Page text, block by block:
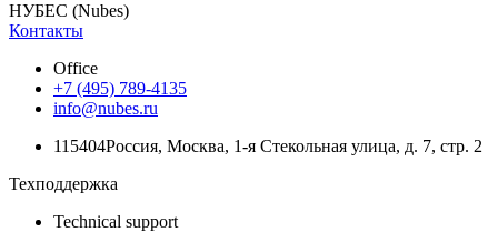
НУБЕС (Nubes)
Контакты
Office
+7 (495) 789-4135
info@nubes.ru
115404Россия, Москва, 1-я Стекольная улица, д. 7, стр. 2
Техподдержка
Technical support